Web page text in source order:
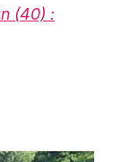
(40) :